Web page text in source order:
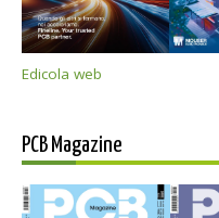
Edicola web
PCB Magazine